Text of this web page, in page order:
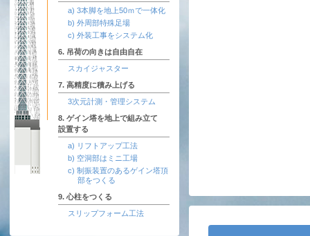
a) 3本脚を地上50ｍで一体化
b) 外周部特殊足場
c) 外装工事をシステム化
6. 吊荷の向きは自由自在
スカイジャスター
7. 高精度に積み上げる
3次元計測・管理システム
8. ゲイン塔を地上で組み立て
設置する
a) リフトアップ工法
b) 空洞部はミニ工場
c) 制振装置のあるゲイン塔頂
部をつくる
9. 心柱をつくる
スリップフォーム工法